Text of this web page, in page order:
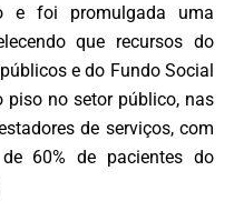
e foi promulgada uma
que recursos do
e do Fundo Social
no setor público, nas
de serviços, com
60% de pacientes do